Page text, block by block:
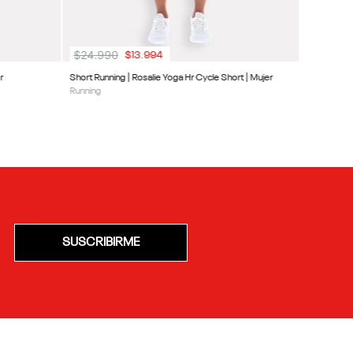
Short Running | Rosalie Yoga Hr Cycle Short | Mujer
Running
$24.990 $13.994
SUSCRIBIRME